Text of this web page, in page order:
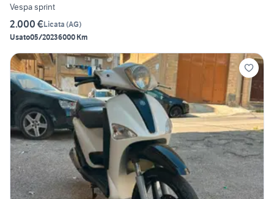
Vespa sprint
2.000 €Licata (AG)
Usato05/20236000 Km